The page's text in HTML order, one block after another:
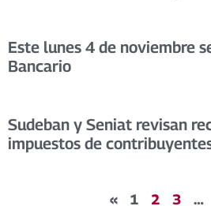
Este lunes 4 de noviembre
Bancario
Sudeban y Seniat revisan
impuestos de
« 1 2 3 …